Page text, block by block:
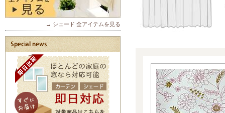
→ シェード 全アイテムを見る